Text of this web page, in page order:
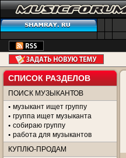
СПИСОК РАЗДЕЛОВ
ПОИСК МУЗЫКАНТОВ
музыкант ищет группу
группа ищет музыканта
собираю группу
работа для музыкантов
КУПЛЮ-ПРОДАМ